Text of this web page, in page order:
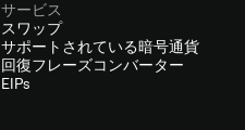
サービス
スワップ
サポートされている暗号通貨
回復フレーズコンバーター
EIPs